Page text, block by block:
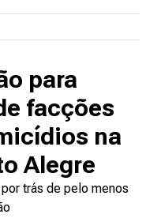
para
facções
na
Alegre
trás de pelo menos